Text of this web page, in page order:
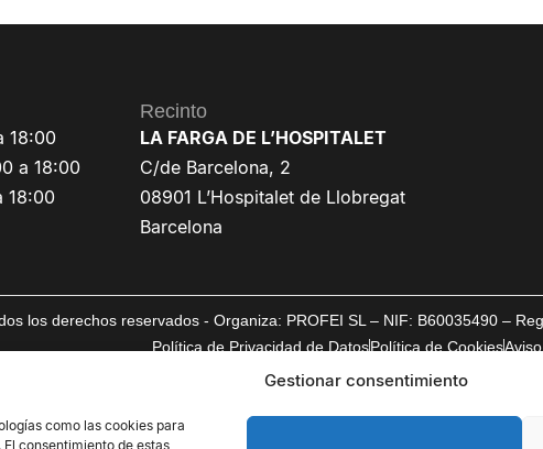
Gestionar consentimiento
como las cookies para
consentimiento de estas
18:00
a 18:00
18:00
Recinto
LA FARGA DE L’HOSPITALET
C/de Barcelona, 2
08901 L’Hospitalet de Llobregat
Barcelona
los derechos reservados - Organiza: PROFEI SL – NIF: B60035490 –
Política de Privacidad de DatosPolítica de Cookies